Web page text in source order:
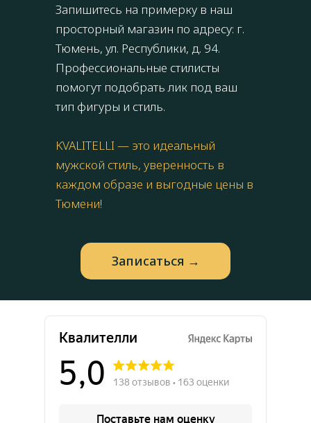
Запишитесь на примерку в наш
просторный магазин по адресу: г.
Тюмень, ул. Республики, д. 94.
Профессиональные стилисты
помогут подобрать лик под ваш
тип фигуры и стиль.
KVALITELLI — это идеальный
мужской стиль, уверенность в
каждом образе и выгодные цены в
Тюмени!
Запиcаться →